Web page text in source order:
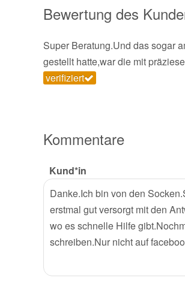
Bewertung des
Super Beratung.Und das sogar
gestellt hatte,war die mit
verifiziert
Kommentare
Kund*in
Danke.Ich bin von den
erstmal gut versorgt mit den
wo es schnelle Hilfe
schreiben.Nur nicht auf